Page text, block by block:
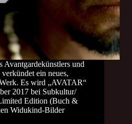
Avantgardekünstlers und
ein neues,
Es wird „AVATAR“
2017 bei Subkultur/
Edition (Buch &
Widukind-Bilder